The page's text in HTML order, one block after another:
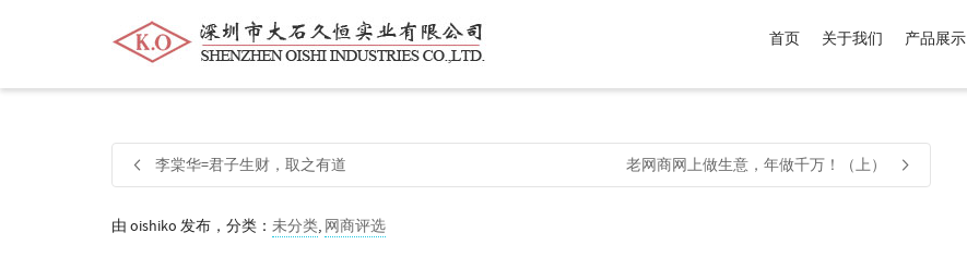
帮我查找新的衬衫尺码中号价格介于 商品，品牌为 默认品牌 .
首页 关于我们 产品展示
李棠华=君子生财，取之有道 老网商网上做生意，年做千万！（上）
由 oishiko 发布，分类： 未分类, 网商评选